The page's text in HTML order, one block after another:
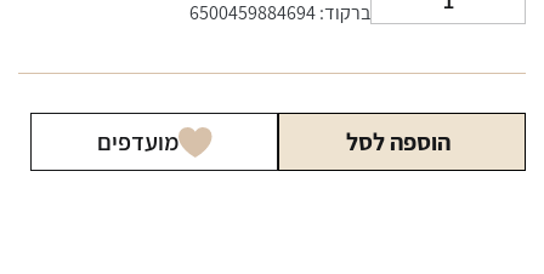
של
ברקוד: 6500459884694
הוספה לסל מועדפים